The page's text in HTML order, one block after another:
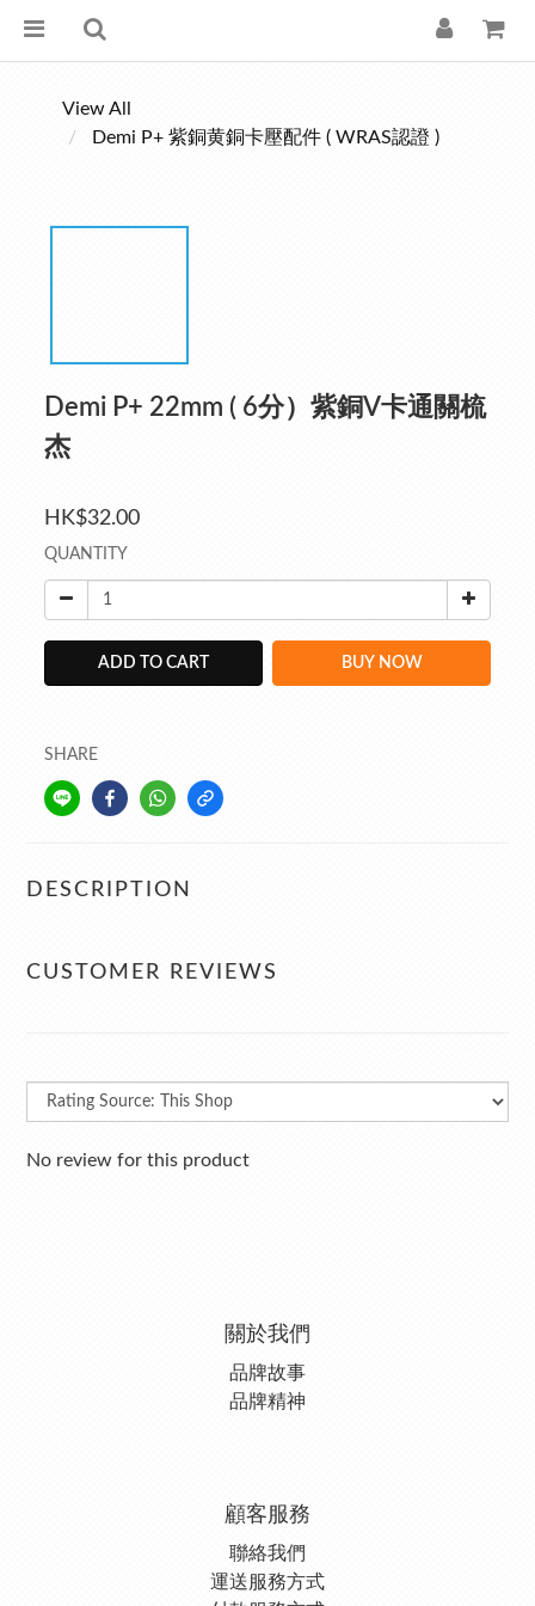
View All
Demi P+ 紫銅黄銅卡壓配件 ( WRAS認證 )
Demi P+ 22mm ( 6分）紫銅V卡通關梳
杰
HK$32.00
QUANTITY
ADD TO CART BUY NOW
SHARE
DESCRIPTION
CUSTOMER REVIEWS
No review for this product
關於我們
品牌故事
品牌精神
顧客服務
聯絡我們
運送服務方式